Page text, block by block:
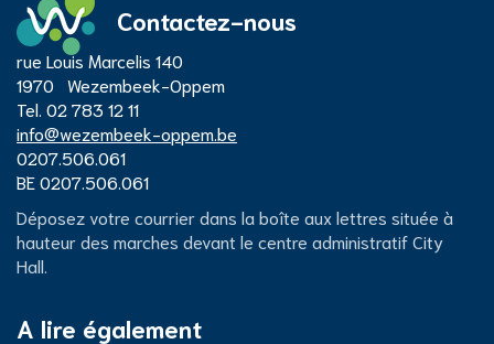
Contactez-nous
Centre
administratif
City
Hall
Adresse
rue Louis Marcelis 140
1970
Wezembeek-Oppem
Tél. 02 783 12 11
E-
mail
info@wezembeek-oppem.be
Numéro
d'entreprise
0207.506.061
Numéro
TVA
BE 0207.506.061
Déposez votre courrier dans la boîte aux lettres située à
hauteur des marches devant le centre administratif City
Hall.
A lire également